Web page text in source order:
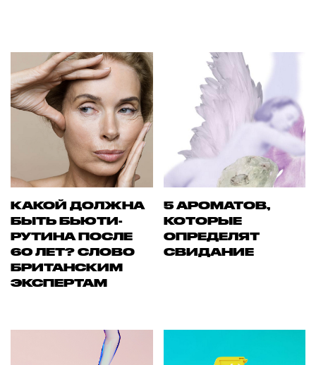
КАКОЙ ДОЛЖНА
БЫТЬ БЬЮТИ-
РУТИНА ПОСЛЕ
60 ЛЕТ? СЛОВО
БРИТАНСКИМ
ЭКСПЕРТАМ
5 АРОМАТОВ,
КОТОРЫЕ
ОПРЕДЕЛЯТ
СВИДАНИЕ